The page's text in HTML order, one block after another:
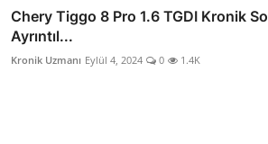
Chery Tiggo 8 Pro 1.6 TGDI Kronik
Ayrıntıl...
Kronik Uzmanı Eylül 4, 2024 0 1.4K